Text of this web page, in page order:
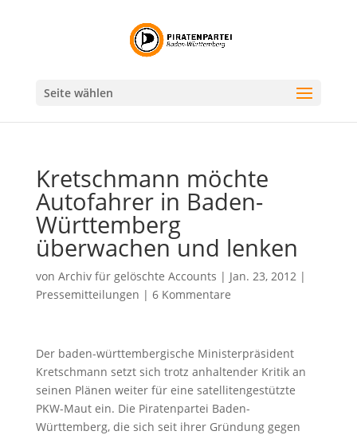
Seite wählen
Kretschmann möchte
Autofahrer in Baden-
Württemberg
überwachen und lenken
von Archiv für gelöschte Accounts | Jan. 23, 2012|
Pressemitteilungen | 6 Kommentare
Der baden-württembergische Ministerpräsident
Kretschmann setzt sich trotz anhaltender Kritik an
seinen Plänen weiter für eine satellitengestützte
PKW-Maut ein. Die Piratenpartei Baden-
Württemberg, die sich seit ihrer Gründung gegen